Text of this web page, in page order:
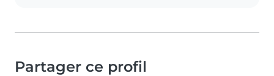
Partager ce profil